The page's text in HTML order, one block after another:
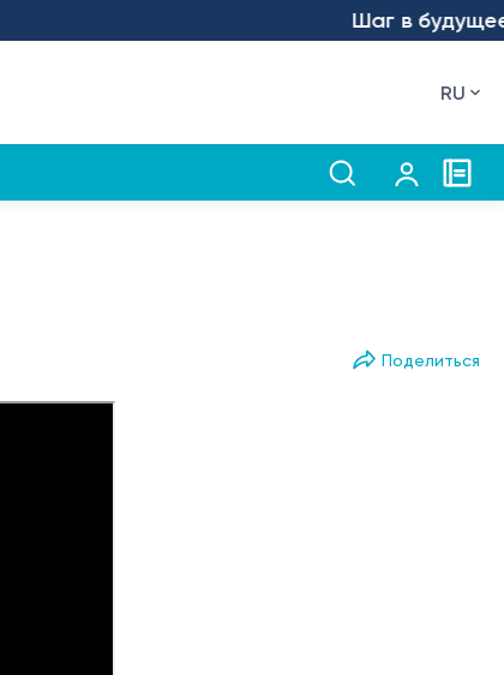
Шаг в будущее –
RU
Поделиться